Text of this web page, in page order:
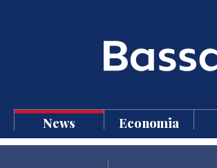
News Economia